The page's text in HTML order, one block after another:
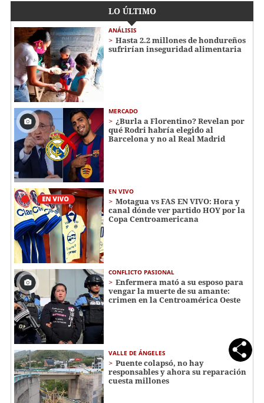
LO ÚLTIMO
ANÁLISIS
Hasta 2.2 millones de hondureños
sufrirían inseguridad alimentaria
MERCADO
¿Burla a Florentino? Revelan por
qué Rodri habría elegido al
Barcelona y no al Real Madrid
EN VIVO
Motagua vs FAS EN VIVO: Hora y
canal dónde ver partido HOY por la
Copa Centroamericana
CONFLICTO PASIONAL
Enfermera mató a su esposo para
vengar la muerte de su amante:
crimen en la Centroamérica Oeste
VALLE DE ÁNGELES
Puente colapsó, no hay
responsables y ahora su reparación
cuesta millones